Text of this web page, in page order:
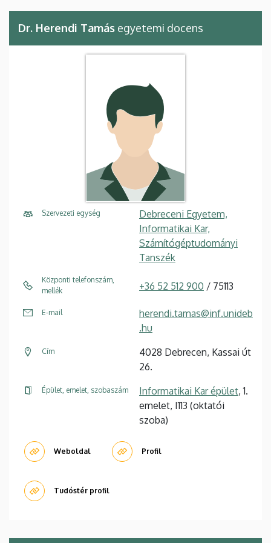
Dr. Herendi Tamás egyetemi docens
Szervezeti egység
Debreceni Egyetem,
Informatikai Kar,
Számítógéptudományi
Tanszék
Központi telefonszám,
mellék
+36 52 512 900 / 75113
E-mail
herendi.tamas@inf.unideb
.hu
Cím
4028 Debrecen, Kassai út
26.
Épület, emelet, szobaszám Informatikai Kar épület, 1.
emelet, I113 (oktatói
szoba)
Weboldal Profil
Tudóstér profil